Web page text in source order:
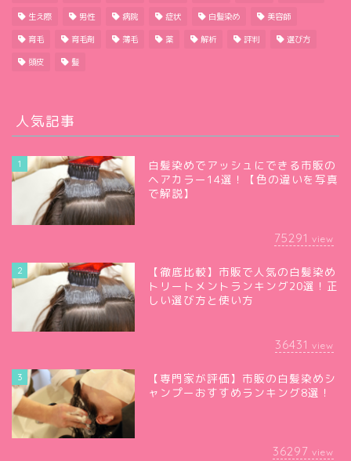
生え際 男性 病院 症状 白髪染め 美容師
育毛 育毛剤 薄毛 薬 解析 評判 選び方
頭皮 髪
人気記事
1
白髪染めでアッシュにできる市販の
ヘアカラー14選！【色の違いを写真
で解説】
75291 view
2
【徹底比較】市販で人気の白髪染め
トリートメントランキング20選！正
しい選び方と使い方
36431 view
3
【専門家が評価】市販の白髪染めシ
ャンプーおすすめランキング8選！
36297 view